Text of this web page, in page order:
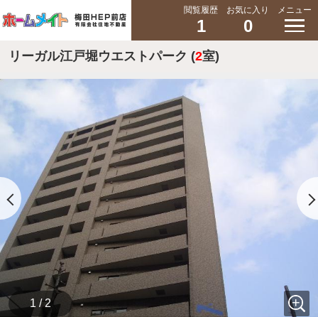
閲覧履歴
1
お気に入り
0
メニュー
リーガル江戸堀ウエストパーク (2室)
1 / 2